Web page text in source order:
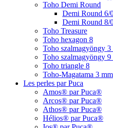
Toho Demi Round
Demi Round 6/
Demi Round 8/
Toho Treasure
Toho hexagon 8
Toho szalmagyöngy 3
Toho szalmagyöngy 9
Toho triangle 8
Toho-Magatama 3 mm
Les perles par Puca
Amos® par Puca®
Arcos® par Puca®
Athos® par Puca®
Hélios® par Puca®